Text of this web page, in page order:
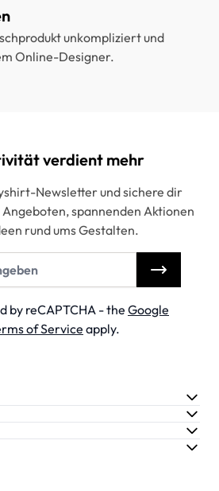
unkompliziert und
Online-Designer.
verdient mehr
Newsletter und sichere dir
Angeboten, spannenden Aktionen
rund ums Gestalten.
by reCAPTCHA - the Google
of Service apply.